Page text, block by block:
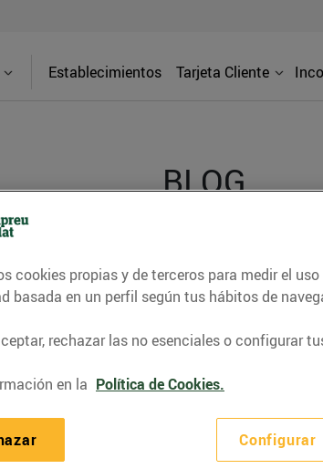
Establecimientos Tarjeta Cliente
BLOG
recetas, consejos nutricionales,
gastronomía de nuestro territorio y
cookies propias y de terceros para medir el
basada en un perfil según tus hábitos de
rechazar las no esenciales o configurar
en la Política de Cookies.
Configurar